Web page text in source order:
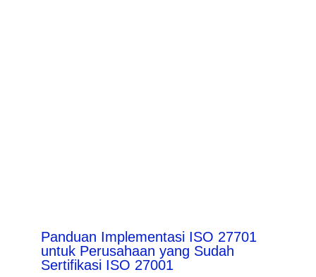
Panduan Implementasi ISO 27701
untuk Perusahaan yang Sudah
Sertifikasi ISO 27001